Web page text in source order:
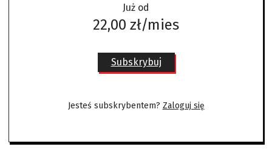
Już od
22,00 zł/mies
Subskrybuj
Jesteś subskrybentem? Zaloguj się